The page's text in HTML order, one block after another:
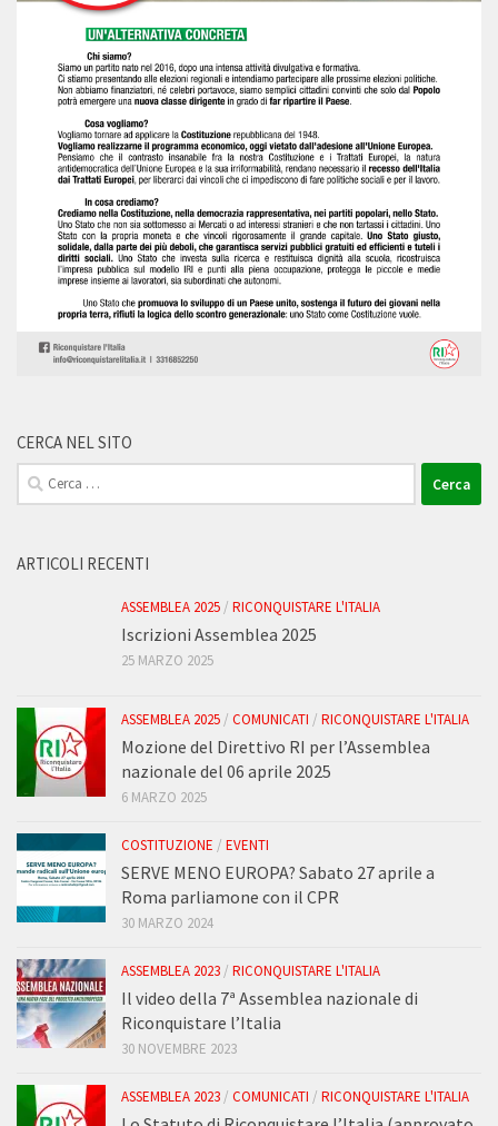
CERCA NEL SITO
Ricerca
per:
ARTICOLI RECENTI
ASSEMBLEA 2025 / RICONQUISTARE L'ITALIA
Iscrizioni Assemblea 2025
25 MARZO 2025
ASSEMBLEA 2025 / COMUNICATI / RICONQUISTARE L'ITALIA
Mozione del Direttivo RI per l’Assemblea
nazionale del 06 aprile 2025
6 MARZO 2025
COSTITUZIONE / EVENTI
SERVE MENO EUROPA? Sabato 27 aprile a
Roma parliamone con il CPR
30 MARZO 2024
ASSEMBLEA 2023 / RICONQUISTARE L'ITALIA
Il video della 7ª Assemblea nazionale di
Riconquistare l’Italia
30 NOVEMBRE 2023
ASSEMBLEA 2023 / COMUNICATI / RICONQUISTARE L'ITALIA